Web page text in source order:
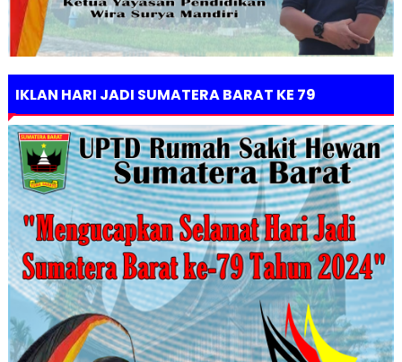
IKLAN HARI JADI SUMATERA BARAT KE 79